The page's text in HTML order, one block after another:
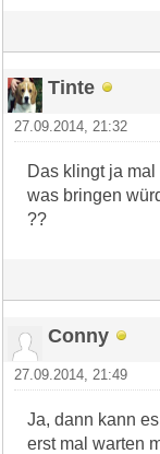
Tinte
27.09.2014, 21:32
Das klingt ja
was bringen
??
Conny
27.09.2014, 21:49
Ja, dann kann
erst mal warten